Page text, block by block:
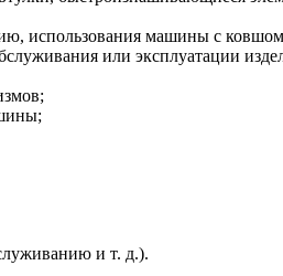
использования машины с
или эксплуатации
и т. д.).